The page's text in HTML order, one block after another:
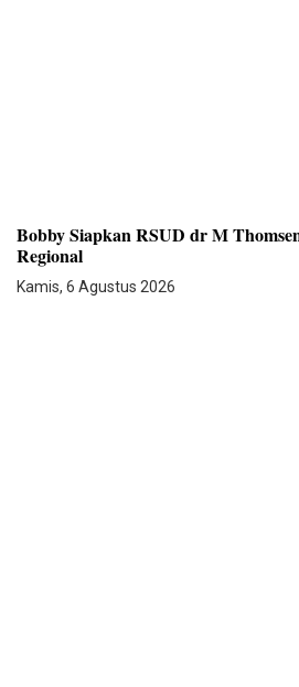
Bobby Siapkan RSUD dr M
Regional
Kamis, 6 Agustus 2026